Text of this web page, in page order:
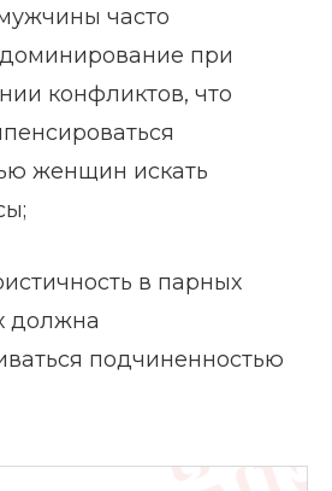
часто
при
конфликтов, что
женщин искать
в парных
должна
подчиненностью